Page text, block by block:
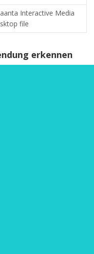
Interactive Media
file
erkennen